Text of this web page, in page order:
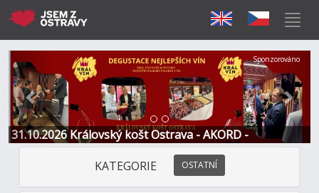
31.10.2026 Královský košt Ostrava - AKORD -
Restaurace a Hotel
Předchozí Další
Sponzorováno
KATEGORIE OSTATNÍ